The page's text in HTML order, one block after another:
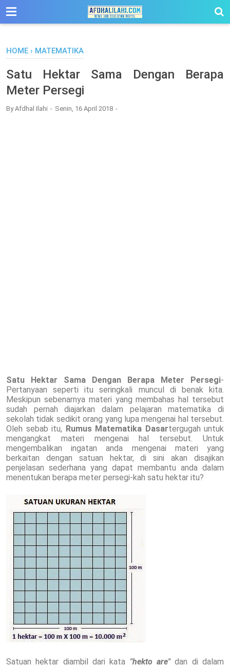
-->
HOME › MATEMATIKA
Satu Hektar Sama Dengan Berapa
Meter Persegi
ByAfdhal Ilahi Senin, 16 April 2018
Satu Hektar Sama Dengan Berapa Meter Persegi-
Pertanyaan seperti itu seringkali muncul di benak kita.
Meskipun sebenarnya materi yang membahas hal tersebut
sudah pernah diajarkan dalam pelajaran matematika di
sekolah tidak sedikit orang yang lupa mengenai hal tersebut.
Oleh sebab itu, Rumus Matematika Dasartergugah untuk
mengangkat materi mengenai hal tersebut. Untuk
mengembalikan ingatan anda mengenai materi yang
berkaitan dengan satuan hektar, di sini akan disajikan
penjelasan sederhana yang dapat membantu anda dalam
menentukan berapa meter persegi-kah satu hektar itu?
Satuan hektar diambil dari kata "hekto are"dan di dalam